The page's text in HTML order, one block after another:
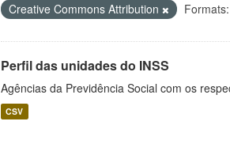
Creative Commons Attribution
Formats:
Perfil das unidades do INSS
Agências da Previdência Social com os
CSV